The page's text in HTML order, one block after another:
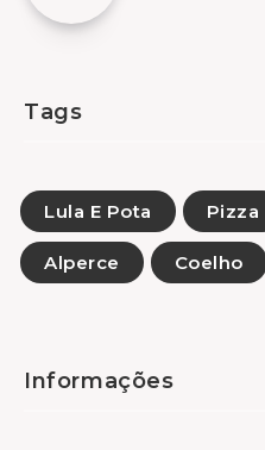
Tags
Lula E Pota Pizza
Alperce Coelho
Informações